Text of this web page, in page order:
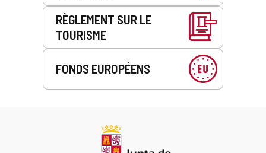
RÈGLEMENT SUR LE
TOURISME
FONDS EUROPÉENS